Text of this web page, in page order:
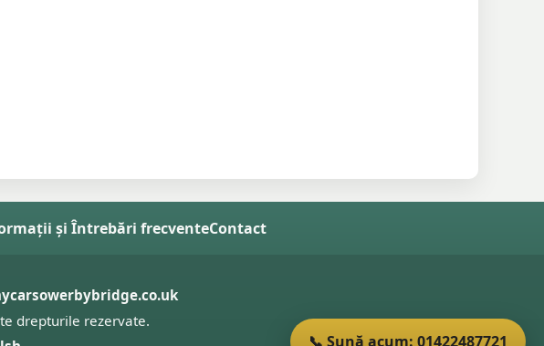
și Întrebări frecventeContact
drepturile rezervate.
📞 Sună acum: 01422487721